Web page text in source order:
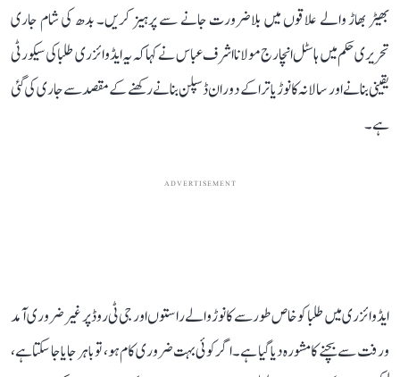
بھیڑ بھاڑ والے علاقوں میں بلاضرورت جانے سے پرہیز کریں۔ بدھ کی شام جاری
تحریری حکم میں ہاسٹل انچارج مولانا اشرف عباس نے کہا کہ یہ ایڈوائزری طلبا کی سیکورٹی
یقینی بنانے اور سالانہ کانوڑ یاترا کے دوران ڈسپلن بنانے رکھنے کے مقصد سے جاری کی گئی
ہے۔
ADVERTISEMENT
ایڈوائزری میں طلبا کو خاص طور سے کانوڑ والے راستوں اور جی ٹی روڈ پر غیر ضروری آمد
و رفت سے بچنے کا مشورہ دیا گیا ہے۔ اگر کوئی بہت ضروری کام ہو، تو باہر جایا جا سکتا ہے،